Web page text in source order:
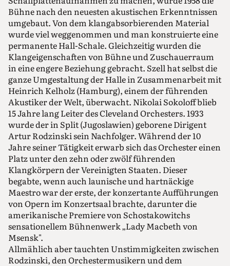
Bühne nach den neuesten akustischen Erkenntnissen
umgebaut. Von dem klangabsorbierenden Material
wurde viel weggenommen und man konstruierte eine
permanente Hall-Schale. Gleichzeitig wurden die
Klangeigenschaften von Bühne und Zuschauerraum
in eine engere Beziehung gebracht. Szell hat selbst die
ganze Umgestaltung der Halle in Zusammenarbeit mit
Heinrich Kelholz (Hamburg), einem der führenden
Akustiker der Welt, überwacht. Nikolai Sokoloff blieb
15 Jahre lang Leiter des Cleveland Orchesters. 1933
wurde der in Split (Jugoslawien) geborene Dirigent
Artur Rodzinski sein Nachfolger. Während der 10
Jahre seiner Tätigkeit erwarb sich das Orchester einen
Platz unter den zehn oder zwölf führenden
Klangkörpern der Vereinigten Staaten. Dieser
begabte, wenn auch launische und hartnäckige
Maestro war der erste, der konzertante Aufführungen
von Opern im Konzertsaal brachte, darunter die
amerikanische Premiere von Schostakowitchs
sensationellem Bühnenwerk „Lady Macbeth von
Msensk".
Allmählich aber tauchten Unstimmigkeiten zwischen
Rodzinski, den Orchestermusikern und dem